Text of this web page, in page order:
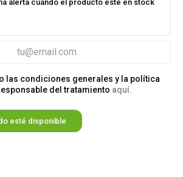
alerta cuando el producto esté en stock
las condiciones generales y la política
del tratamiento aquí.
esté disponible